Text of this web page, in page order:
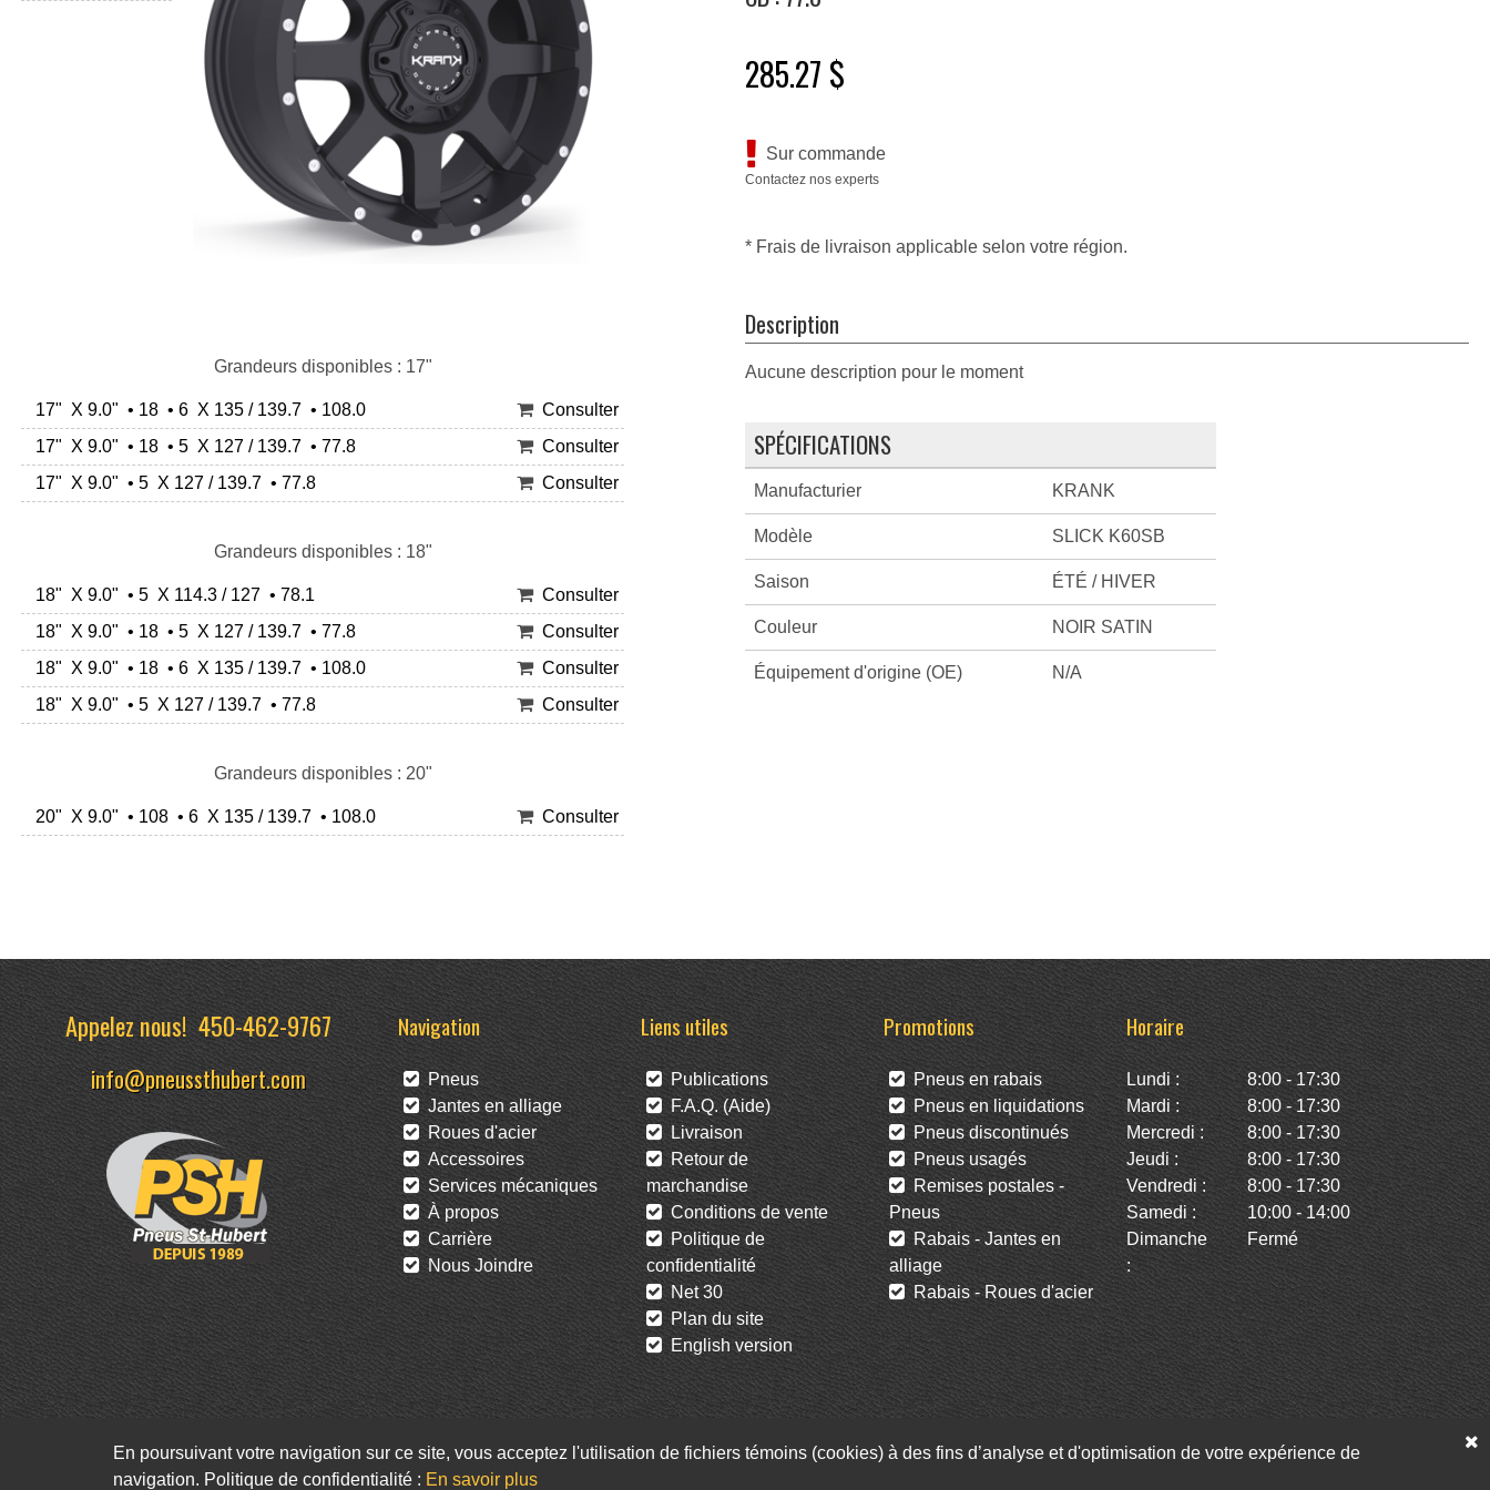
Grandeurs disponibles : 17"
17" X 9.0" • 18 • 6 X 135 / 139.7 • 108.0
Consulter
17" X 9.0" • 18 • 5 X 127 / 139.7 • 77.8
Consulter
17" X 9.0" • 5 X 127 / 139.7 • 77.8
Consulter
Grandeurs disponibles : 18"
18" X 9.0" • 5 X 114.3 / 127 • 78.1
Consulter
18" X 9.0" • 18 • 5 X 127 / 139.7 • 77.8
Consulter
18" X 9.0" • 18 • 6 X 135 / 139.7 • 108.0
Consulter
18" X 9.0" • 5 X 127 / 139.7 • 77.8
Consulter
Grandeurs disponibles : 20"
20" X 9.0" • 108 • 6 X 135 / 139.7 • 108.0 Consulter
285.27 $
Sur commande
Contactez nos experts
* Frais de livraison applicable selon votre région.
Description
Aucune description pour le moment
SPÉCIFICATIONS
Manufacturier KRANK
Modèle SLICK K60SB
Saison ÉTÉ / HIVER
Couleur NOIR SATIN
Équipement d'origine (OE) N/A
Appelez nous!450-462-9767
info@pneussthubert.com
Navigation
Pneus
Jantes en alliage
Roues d'acier
Accessoires
Services mécaniques
À propos
Carrière
Nous Joindre
Liens utiles
Publications
F.A.Q. (Aide)
Livraison
Retour de
marchandise
Conditions de vente
Politique de
confidentialité
Net 30
Plan du site
English version
Promotions
Pneus en rabais
Pneus en liquidations
Pneus discontinués
Pneus usagés
Remises postales -
Pneus
Rabais - Jantes en
alliage
Rabais - Roues d'acier
Horaire
Lundi :
8:00 - 17:30
Mardi :
8:00 - 17:30
Mercredi :
8:00 - 17:30
Jeudi :
8:00 - 17:30
Vendredi :
8:00 - 17:30
Samedi :
10:00 - 14:00
Dimanche
:
Fermé
Facebook Twitter Infolettre
En poursuivant votre navigation sur ce site, vous acceptez l'utilisation de fichiers témoins (cookies) à des fins d’analyse et d'optimisation de votre expérience de
navigation. Politique de confidentialité : En savoir plus